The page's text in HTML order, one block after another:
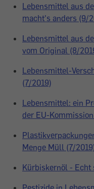
Lebensmittel aus
macht's anders (9/
Lebensmittel aus
vom Original (8/
Lebensmittel-
(7/2019)
Lebensmittel: ein
der EU-
Menge Müll (7/
Kürbiskernöl - Echt